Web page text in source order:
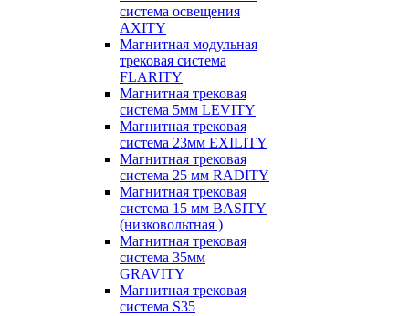
система освещения
AXITY
Магнитная модульная
трековая система
FLARITY
Магнитная трековая
система 5мм LEVITY
Магнитная трековая
система 23мм EXILITY
Магнитная трековая
система 25 мм RADITY
Магнитная трековая
система 15 мм BASITY
(низковольтная )
Магнитная трековая
система 35мм
GRAVITY
Магнитная трековая
система S35